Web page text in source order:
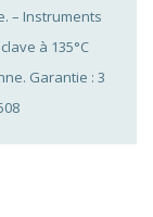
– Instruments
à 135°C
Garantie : 3